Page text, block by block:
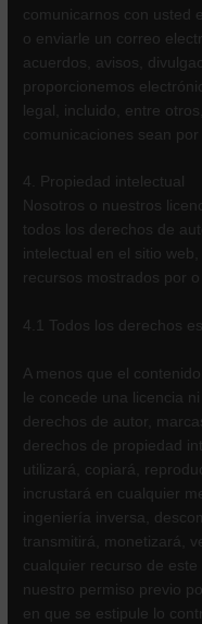
comunicarnos con usted
o enviarle un correo
acuerdos, avisos,
proporcionemos
legal, incluido, entre
comunicaciones sean por
4. Propiedad intelectual
Nosotros o nuestros
todos los derechos de
intelectual en el sitio
recursos mostrados por
4.1 Todos los derechos
A menos que el
le concede una licencia
derechos de autor,
derechos de propiedad
utilizará, copiará,
incrustará en cualquier
ingeniería inversa,
transmitirá, monetizará,
cualquier recurso de
nuestro permiso previo
en que se estipule lo